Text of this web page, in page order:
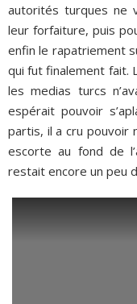
autorités turques ne
leur forfaiture, puis
enfin le rapatriement
qui fut finalement fait.
les medias turcs
espérait pouvoir
partis, il a cru pouvoir
escorte au fond de
restait encore un peu